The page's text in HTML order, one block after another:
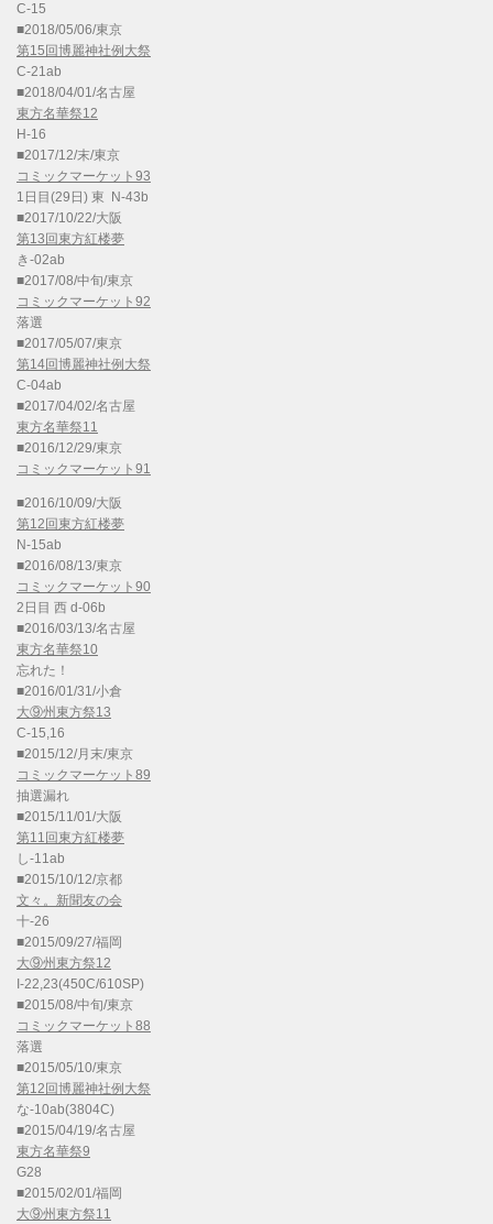
C-15
■2018/05/06/東京
第15回博麗神社例大祭
C-21ab
■2018/04/01/名古屋
東方名華祭12
H-16
■2017/12/末/東京
コミックマーケット93
1日目(29日) 東 N-43b
■2017/10/22/大阪
第13回東方紅楼夢
き-02ab
■2017/08/中旬/東京
コミックマーケット92
落選
■2017/05/07/東京
第14回博麗神社例大祭
C-04ab
■2017/04/02/名古屋
東方名華祭11
■2016/12/29/東京
コミックマーケット91
■2016/10/09/大阪
第12回東方紅楼夢
N-15ab
■2016/08/13/東京
コミックマーケット90
2日目 西 d-06b
■2016/03/13/名古屋
東方名華祭10
忘れた！
■2016/01/31/小倉
大⑨州東方祭13
C-15,16
■2015/12/月末/東京
コミックマーケット89
抽選漏れ
■2015/11/01/大阪
第11回東方紅楼夢
し-11ab
■2015/10/12/京都
文々。新聞友の会
十-26
■2015/09/27/福岡
大⑨州東方祭12
I-22,23(450C/610SP)
■2015/08/中旬/東京
コミックマーケット88
落選
■2015/05/10/東京
第12回博麗神社例大祭
な-10ab(3804C)
■2015/04/19/名古屋
東方名華祭9
G28
■2015/02/01/福岡
大⑨州東方祭11